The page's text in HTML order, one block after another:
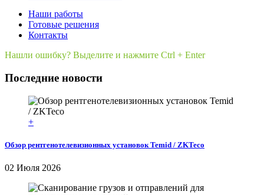
Наши работы
Готовые решения
Контакты
Нашли ошибку? Выделите и нажмите Ctrl + Enter
Последние новости
+
Обзор рентгенотелевизионных установок Temid / ZKTeco
02 Июля 2026